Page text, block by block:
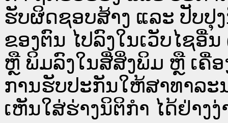
ຮັບຜິດຊອບສ້າງ ແລະ ປັບປຸ
ຂອງຕົນ ໄປລົງໃນ​ເວັບ​ໄຊ​ອື່
ຫຼື ພິມລົງໃນສື່ສິ່ງພິມ ຫຼື ເຄື່
ການຮັບປະກັນໃຫ້ສາທາລະ
ເຫັນໃສ່ຮ່າງນິຕິກຳ ໄດ້ຢ່າງ